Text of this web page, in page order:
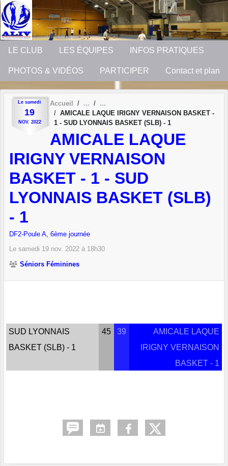
LE CLUB LES ÉQUIPES INFOS PRATIQUES
PHOTOS & VIDÉOS PARTICIPER Contact et plan
Le samedi
19
NOV. 2022
Accueil
AMICALE LAQUE IRIGNY VERNAISON BASKET -
1 - SUD LYONNAIS BASKET (SLB) - 1
AMICALE LAQUE
IRIGNY VERNAISON
BASKET - 1 - SUD
LYONNAIS BASKET (SLB)
- 1
DF2-Poule A, 6ème journée
Le samedi 19 nov. 2022 à 18h30
Séniors Féminines
SUD LYONNAIS
BASKET (SLB) - 1
45 39
AMICALE LAQUE
IRIGNY VERNAISON
BASKET - 1
Panneau de gestion des cookies